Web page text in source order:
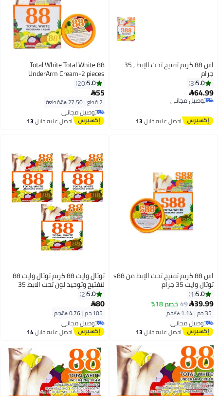
اس 88 كريم تفتيح تحت الإبط , 35
جرام
5.0
3
64.99
توصيل مجاني
توصيل مجاني
احصل عليه خلال13
88 Total White Total White
UnderArm Cream-2 pieces
5.0
20
55
2 قطع |27.50 /⁨/قطعة⁩
توصيل مجاني
توصيل مجانياحصل عليه خلال13
اس 88 كريم تفتيح تحت الإبط من s88
توتال وايت 35 جرام
5.0
1
39.99
49 خصم 18%
35 جم |
توصيل مجاني
توصيل مجانياحصل عليه خلال13
توتال وايت 88 كريم توتال وايت 88
لتفتيح وتوحيد لون تحت الابط 35
جرام 3 قطع5.0
2
80
105 جم |
توصيل مجاني
توصيل مجانياحصل عليه خلال14